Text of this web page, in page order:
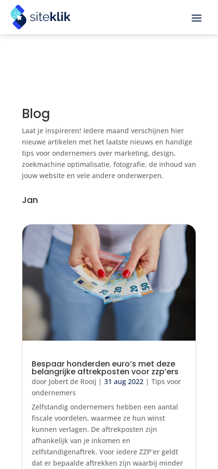
Blog
Laat je inspireren! Iedere maand verschijnen hier
nieuwe artikelen met het laatste nieuws en handige
tips voor ondernemers over marketing, design,
zoekmachine optimalisatie, fotografie, de inhoud van
jouw website en vele andere onderwerpen.
Jan
Bespaar honderden euro’s met deze
belangrijke aftrekposten voor zzp’ers
door Jobert de Rooij | 31 aug 2022| Tips voor
ondernemers
Zelfstandig ondernemers hebben een aantal
fiscale voordelen, waarmee ze hun winst
kunnen verlagen. De aftrekposten zijn
afhankelijk van je inkomen en
zelfstandigenaftrek. Voor iedere ZZP’er geldt
dat er bepaalde aftrekken zijn waarbij minder